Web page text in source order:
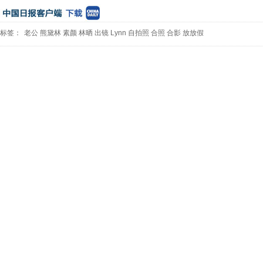
标签： 老公 熊黛林 素颜 林晒 出镜 Lynn 自拍照 合照 合影 放放假